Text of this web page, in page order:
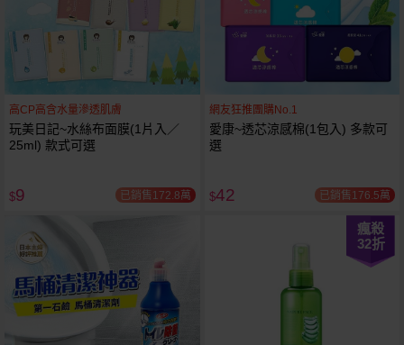
高CP高含水量滲透肌膚
玩美日記~水絲布面膜(1片入／
25ml) 款式可選
$9 已銷售172.8萬
網友狂推團購No.1
愛康~透芯涼感棉(1包入) 多款可
選
$42 已銷售176.5萬
瘋殺
32折